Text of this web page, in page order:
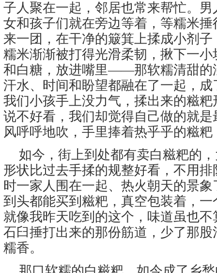
子人聚在一起，邻居也常来帮忙。
女和孩子们就在旁边等着，等糯米
来一团，在干净的簸箕上揉成小剂
糯米渐渐被打得光滑柔韧，揪下一
和白糖，放进嘴里——那软糯清甜的
汗水、时间和盼望都融在了一起，
我们小孩手上没力气，揉出来的糍
说不好看，我们却觉得自己做的就
风呼呼地吹，手里捧着热乎乎的糍
如今，街上到处都有卖白糍粑的
形状比过去手揉的规整好看，不用
时一家人围在一起、热火朝天的景
到头都能买到糍粑，真空包装着，
就像我昨天吃到的这个，味道虽也
石臼捶打出来的那份筋道，少了那
糯香。